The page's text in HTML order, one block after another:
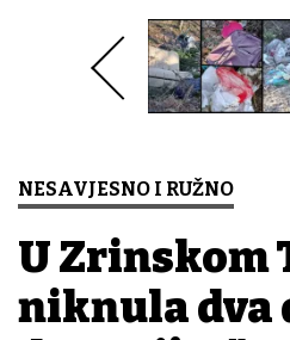
NESAVJESNO I RUŽNO
U Zrinskom
niknula dva